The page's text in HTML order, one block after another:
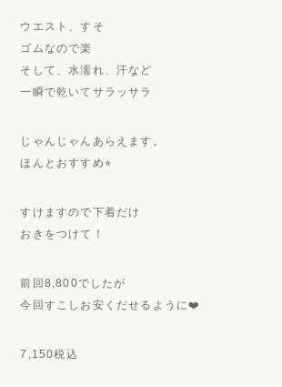
ウエスト、すそ
ゴムなので楽
そして、水濡れ、汗など
一瞬で乾いてサラッサラ
じゃんじゃんあらえます。
ほんとおすすめ⭐︎
すけますので下着だけ
おきをつけて！
前回8,800でしたが
今回すこしお安くだせるように❤️
7,150税込